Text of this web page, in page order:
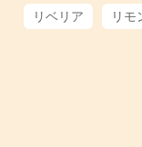
リベリア
リモ